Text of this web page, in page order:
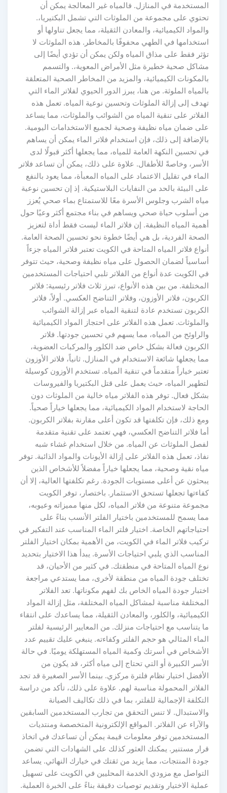
المستخدمة في المنازل. فالمياه غير المعالجة يمكن أن
تحتوي على مجموعة من الملوثات التي تشمل البكتيريا،.
والمواد الكيميائية، والمعادن الثقيلة، مما يجعل تناولها أو
استخدامها في الطهي محفوفًا بالمخاطر. هذه الملوثات لا
تؤثر فقط على مذاق المياه ولكن يمكن أن تؤدي أيضًا إلى
مشاكل صحية خطيرة مثل الأمراض المعوية،. والتسمم
بالمكونات الكيميائية، والمزيد من المخاطر الصحية المتعلقة
بالمياه الملوثة. من هنا، يبرز الدور الحيوي لفلاتر الماء التي
تهدف إلى إزالة الملوثات وتحسين نوعية المياه. تعمل هذه
الفلاتر على تنقية المياه من الشوائب والملوثات، مما يساعد
على ضمان مياه نظيفة وصحية لجميع الاستخدامات اليومية.
بالإضافة إلى ذلك، فإن استخدام فلاتر الماء يمكن أن يساهم
في تحسين النكهة العامة للمياه، مما يجعلها أكثر قبولًا لدى
الأسر، وخاصةً للأطفال. علاوة على ذلك، يمكن أن تساعد فلاتر
الماء في تقليل الاعتماد على المياه المعبأة، مما يعود بالنفع
على البيئة بالحد من النفايات البلاستيكية. إذ إن تحسين نوعية
مياه الشرب وجلوس الأسرة معًا للاستمتاع بماء صحي يُعزز
من أسلوب حياة صحي ويساهم في بناء مجتمع أكثر وعيًا حول
أهمية المياه النظيفة. إن فلاتر الماء ليست فقط أداة لتعزيز
الصحة الفردية، بل هي أيضًا خطوة نحو تحسين الصحة العامة.
أنواع فلاتر المياه المتاحة في الكويت تعتبر فلاتر المياه جزءاً
أساسياً لضمان الحصول على مياه نظيفة وصحية، حيث تتوفر
في الكويت عدة أنواع من الفلاتر تلبي احتياجات المستخدمين
المختلفة. من بين هذه الأنواع، تبرز ثلاث فلاتر رئيسية: فلاتر
الكربون، فلاتر الأوزون، وفلاتر التناضح العكسي. أولاً، فلاتر
الكربون تستخدم عادة لتنقية المياه عبر إزالة الشوائب
والملوثات. تعمل هذه الفلاتر على احتجاز المواد الكيميائية
والراوئح من المياه، مما يسهم في تحسين جودتها. فلاتر
الكربون فعالة بشكل خاص ضد الكلور والمركبات العضوية،
مما يجعلها شائعة الاستخدام في المنازل. ثانياً، فلاتر الأوزون
تعتبر خياراً متقدماً في تنقية المياه. تستخدم الأوزون كوسيلة
لتطهير المياه، حيث يعمل على قتل البكتيريا والفيروسات
بشكل فعال. توفر هذه الفلاتر مياه خالية من الملوثات دون
الحاجة لاستخدام المواد الكيميائية، مما يجعلها خياراً صحياً.
ومع ذلك، فإن تكلفتها قد تكون أعلى مقارنة بفلاتر الكربون.
أما فلاتر التناضح العكسي، فهي تعتمد على تقنية متقدمة
لفصل الملوثات عن المياه. من خلال استخدام غشاء شبه
نفاذ، تعمل هذه الفلاتر على إزالة الأيونات والمواد الذائبة. توفر
مياه نقية وصحية، مما يجعلها خياراً مفضلاً للأشخاص الذين
يبحثون عن أعلى مستويات الجودة. رغم تكلفتها العالية، إلا أن
كفاءتها تجعلها تستحق الاستثمار. باختصار، توفر الكويت
مجموعة متنوعة من فلاتر المياه، لكل منها مميزاته وعيوبه،
مما يسمح للمستخدمين باختيار الفلتر الأنسب بناءً على
احتياجاتهم الخاصة. اختيار فلتر الماء المناسب عند التفكير في
تركيب فلاتر الماء في الكويت، من الأهمية بمكان اختيار الفلتر
المناسب الذي يلبي احتياجات الأسرة. يبدأ هذا الاختيار بتحديد
نوع المياه المتاحة في منطقتك. في كثير من الأحيان، قد
تختلف جودة المياه من منطقة لأخرى، مما يستدعي مراجعة
اختبار جودة المياه الخاص بك لفهم مكوناتها. تعد الفلاتر
المختلفة مناسبة لمشاكل المياه المختلفة، مثل إزالة المواد
الكيميائية، والكلور، والمعادن الثقيلة، مما يساعدك على انتقاء
ما يتناسب مع احتياجات منزلك. من المعايير الرئيسية لفلتر
الماء المثالي هو حجم الفلتر وكفاءته. ينبغي عليك تقييم عدد
الأشخاص في أسرتك وكمية المياه المستهلكة يوميًا. في حالة
الأسر الكبيرة أو التي تحتاج إلى مياه أكثر، قد يكون من
الأفضل اختيار نظام فلترة مركزي. بينما الأسر الصغيرة قد تجد
الفلاتر المحمولة مناسبة لهم. علاوة على ذلك، تأكد من دراسة
التكلفة الإجمالية للفلتر، بما في ذلك تكاليف الصيانة
والاستبدال. لا تنس التحقق من تجارب المستخدمين السابقين
والآراء عن الفلاتر. المواقع الإلكترونية المتخصصة ومنتديات
المستخدمين توفر معلومات قيمة يمكن أن تساعدك في اتخاذ
قرار مستنير. يمكنك العثور كذلك على الشهادات التي تضمن
جودة المنتجات، مما يزيد من ثقتك في خيارك النهائي. يساعد
التواصل مع مزودي الخدمة المحليين في الكويت على تسهيل
عملية الاختيار وتقديم توصيات دقيقة بناءً على الخبرة العملية.